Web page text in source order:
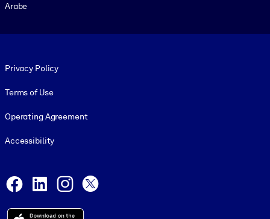
Arabe
Privacy Policy
Terms of Use
Operating Agreement
Accessibility
Facebook
LinkedInInstagram